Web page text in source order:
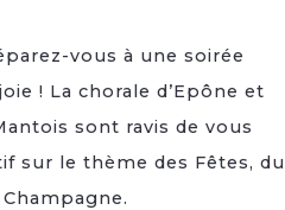
vous à une soirée
! La chorale d’Epône et
sont ravis de vous
sur le thème des Fêtes, du